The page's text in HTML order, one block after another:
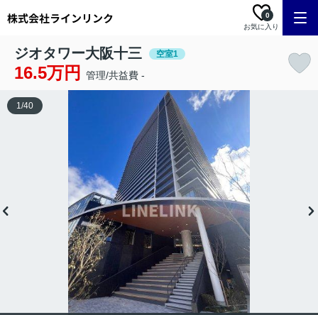
お気に入り
0
ジオタワー大阪十三 空室1
16.5万円 管理/共益費 -
1/40